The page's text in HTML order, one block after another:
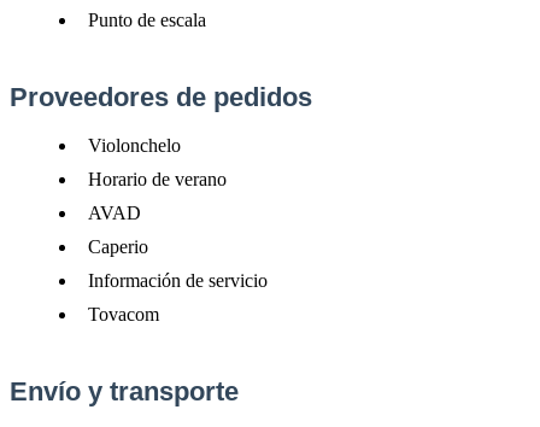
Punto de escala
Proveedores de pedidos
Violonchelo
Horario de verano
AVAD
Caperio
Información de servicio
Tovacom
Envío y transporte